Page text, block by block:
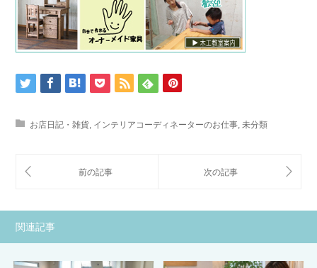
お店日記・雑貨 インテリアコーディネーターのお仕事 未分類
関連記事